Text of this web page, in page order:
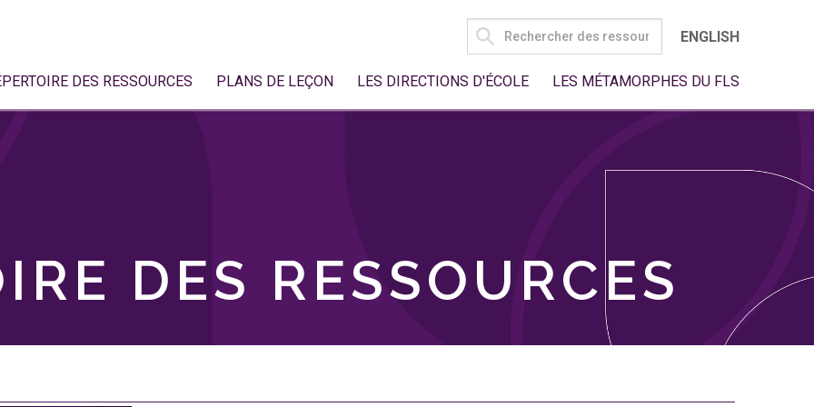
SEARCH
FOR:
ENGLISH
DES RESSOURCES PLANS DE LEÇON LES DIRECTIONS D'ÉCOLE LES MÉTAMORPHES DU FLS
DES RESSOURCES